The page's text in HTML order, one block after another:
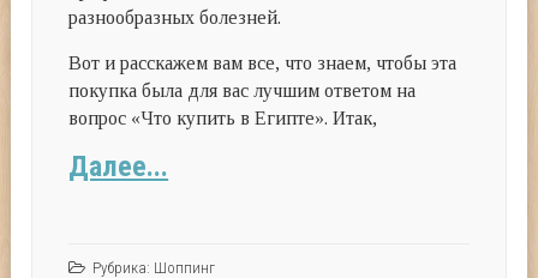
разнообразных болезней.
Вот и расскажем вам все, что знаем, чтобы эта
покупка была для вас лучшим ответом на
вопрос «Что купить в Египте». Итак,
Далее...
Рубрика: Шоппинг